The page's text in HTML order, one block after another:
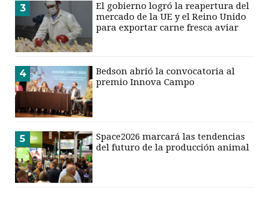
3
El gobierno logró la reapertura del
mercado de la UE y el Reino Unido
para exportar carne fresca aviar
4
Bedson abrió la convocatoria al
premio Innova Campo
5
Space2026 marcará las tendencias
del futuro de la producción animal